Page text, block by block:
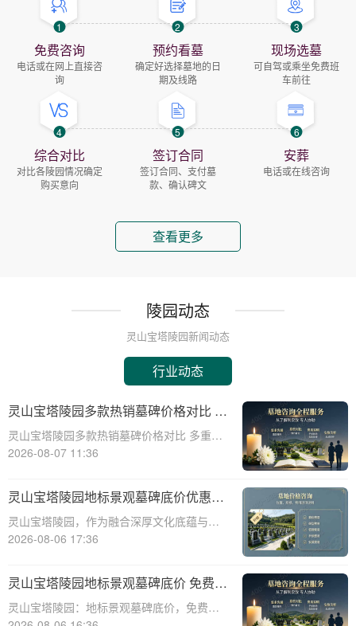
1
免费咨询
电话或在网上直接咨
询
2
预约看墓
确定好选择墓地的日
期及线路
3
现场选墓
可自驾或乘坐免费班
车前往
4
综合对比
对比各陵园情况确定
购买意向
5
签订合同
签订合同、支付墓
款、确认碑文
6
安葬
电话或在线咨询
查看更多
陵园动态
灵山宝塔陵园新闻动态
行业动态
灵山宝塔陵园多款热销墓碑价格对比 多
重优惠组合省钱指南
灵山宝塔陵园多款热销墓碑价格对比 多重优
惠组合省钱指南☎ 灵山宝塔陵园电话:400-
离死别的时刻。当亲人离去，选择一个合适
的安息之地，不仅是对逝者的尊重
2026-08-07 11:36
灵山宝塔陵园地标景观墓碑底价优惠，
免费班车接送，购墓即享
灵山宝塔陵园，作为融合深厚文化底蕴与宗
教意蕴的现代化陵园，其标志性景观墓碑不
神慰藉的庄严象征。本文将深入剖析灵山宝
塔陵园标志性景观墓碑的基准定价策略，并
详细介绍免
2026-08-06 17:36
灵山宝塔陵园地标景观墓碑底价 免费班
车配套购墓即享
灵山宝塔陵园：地标景观墓碑底价，免费班